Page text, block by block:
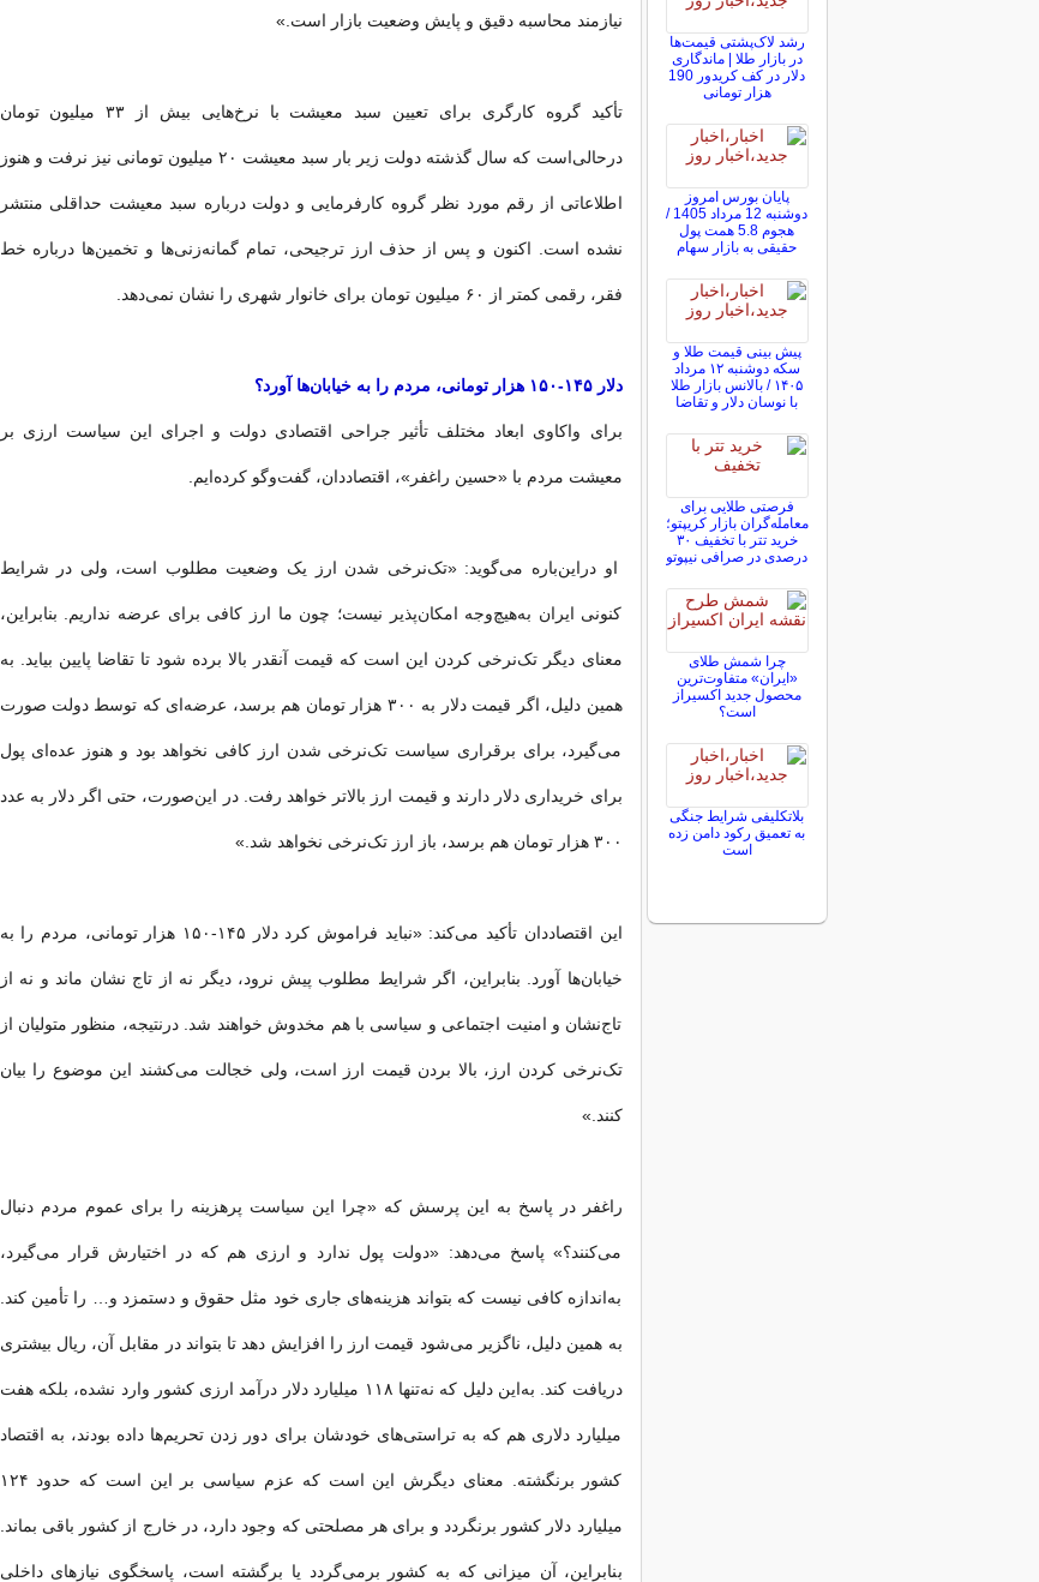
نیازمند محاسبه دقیق و پایش وضعیت بازار است.»
تأکید گروه کارگری برای تعیین سبد معیشت با نرخ‌هایی بیش از ۳۳ میلیون تومان
درحالی‌است که سال گذشته دولت زیر بار سبد معیشت ۲۰ میلیون تومانی نیز نرفت و هنوز
اطلاعاتی از رقم مورد نظر گروه کارفرمایی و دولت درباره سبد معیشت حداقلی منتشر
نشده است. اکنون و پس از حذف ارز ترجیحی، تمام گمانه‌زنی‌ها و تخمین‌ها درباره خط
فقر، رقمی کمتر از ۶۰ میلیون تومان برای خانوار شهری را نشان نمی‌دهد.
دلار ۱۴۵-۱۵۰ هزار تومانی، مردم را به خیابان‌ها آورد؟
برای واکاوی ابعاد مختلف تأثیر جراحی اقتصادی دولت و اجرای این سیاست ارزی بر
معیشت مردم با «حسین راغفر»، اقتصاددان، گفت‌وگو کرده‌ایم.
او در‌این‌باره می‌گوید: «تک‌نرخی شدن ارز یک وضعیت مطلوب است، ولی در شرایط
کنونی ایران به‌هیچ‌وجه امکان‌پذیر نیست؛ چون ما ارز کافی برای عرضه نداریم. بنابراین،
معنای دیگر تک‌نرخی کردن این است که قیمت‌ آنقدر بالا برده شود تا تقاضا پایین بیاید. به
همین دلیل، اگر قیمت دلار به ۳۰۰ هزار تومان هم برسد، عرضه‌ای که توسط دولت صورت
می‌گیرد، برای برقراری سیاست تک‌نرخی شدن ارز کافی نخواهد بود و هنوز عده‌ای پول
برای خریداری دلار دارند و قیمت ارز بالاتر خواهد رفت. در این‌صورت، حتی اگر دلار به عدد
۳۰۰ هزار تومان هم برسد، باز ارز تک‌نرخی نخواهد شد.»
این اقتصاددان تأکید می‌کند: «نباید فراموش کرد دلار ۱۴۵-۱۵۰ هزار تومانی، مردم را به
خیابان‌ها آورد. بنابراین، اگر شرایط مطلوب پیش نرود، دیگر نه از تاج نشان ماند و نه از
تاج‌نشان و امنیت اجتماعی و سیاسی با هم مخدوش خواهند شد. درنتیجه، منظور متولیان از
تک‌نرخی کردن ارز، بالا بردن قیمت ارز است، ولی خجالت می‌کشند این موضوع را بیان
کنند.»
راغفر در پاسخ به این پرسش که «چرا این سیاست پرهزینه را برای عموم مردم دنبال
می‌کنند؟» پاسخ می‌دهد: «دولت پول ندارد و ارزی هم که در اختیارش قرار می‌گیرد،
به‌اندازه کافی نیست که بتواند هزینه‌های جاری خود مثل حقوق و دستمزد و… را تأمین کند.
به همین دلیل، ناگزیر می‌شود قیمت ارز را افزایش دهد تا بتواند در مقابل آن، ریال بیشتری
دریافت کند. به‌این دلیل که نه‌تنها ۱۱۸ میلیارد دلار درآمد ارزی کشور وارد نشده، بلکه هفت
میلیارد دلاری هم که به تراستی‌های خودشان برای دور زدن تحریم‌ها داده بودند، به اقتصاد
کشور برنگشته. معنای دیگرش این است که عزم سیاسی بر این است که حدود ۱۲۴
میلیارد دلار کشور برنگردد و برای هر مصلحتی که وجود دارد، در خارج از کشور باقی بماند.
بنابراین، آن میزانی که به کشور برمی‌گردد یا برگشته است، پاسخگوی نیازهای داخلی
رشد لاک‌پشتی قیمت‌ها
در بازار طلا | ماندگاری
دلار در کف کریدور 190
هزار تومانی
پایان بورس امروز
دوشنبه 12 مرداد 1405 /
هجوم 5.8 همت پول
حقیقی به بازار سهام
پیش ‌بینی قیمت طلا و
سکه دوشنبه ۱۲ مرداد
۱۴۰۵ / بالانس بازار طلا
با نوسان دلار و تقاضا
فرصتی طلایی برای
معامله‌گران بازار کریپتو؛
خرید تتر با تخفیف ۳۰
درصدی در صرافی نیپوتو
چرا شمش طلای
«ایران» متفاوت‌ترین
محصول جدید اکسیراز
است؟
بلاتکلیفی‌ شرایط جنگی
به تعمیق رکود دامن زده
است